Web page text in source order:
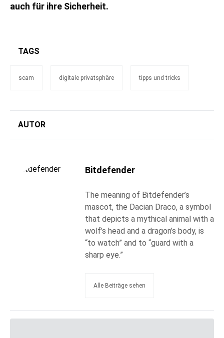
auch für ihre Sicherheit.
TAGS
scam digitale privatsphäre tipps und tricks
AUTOR
Bitdefender
The meaning of Bitdefender’s
mascot, the Dacian Draco, a symbol
that depicts a mythical animal with a
wolf’s head and a dragon’s body, is
“to watch” and to “guard with a
sharp eye.”
Alle Beiträge sehen